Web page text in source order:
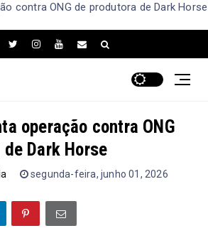
contra ONG de produtora de Dark Horse
operação contra ONG
Dark Horse
segunda-feira, junho 01, 2026